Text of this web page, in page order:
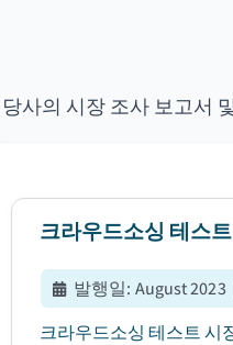
당사의 시장 조사 보고서
크라우드소싱 테스
발행일: August 2023
크라우드소싱 테스트 시